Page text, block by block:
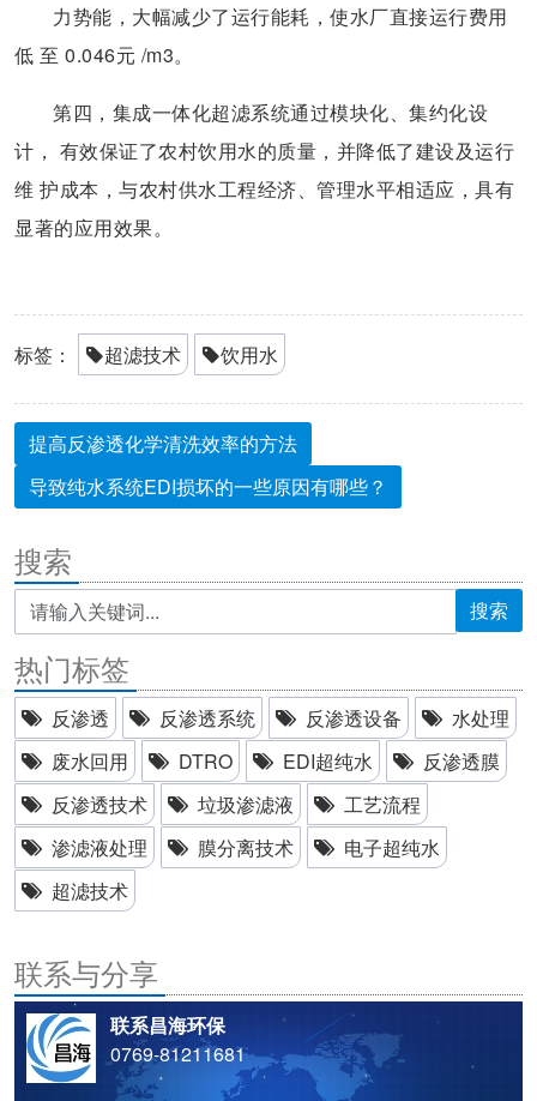
力势能，大幅减少了运行能耗，使水厂直接运行费用
低 至 0.046元 /m3。
第四，集成一体化超滤系统通过模块化、集约化设
计， 有效保证了农村饮用水的质量，并降低了建设及运行
维 护成本，与农村供水工程经济、管理水平相适应，具有
显著的应用效果。
标签： 超滤技术 饮用水
提高反渗透化学清洗效率的方法
导致纯水系统EDI损坏的一些原因有哪些？
搜索
搜索
热门标签
反渗透 反渗透系统 反渗透设备
水处理
废水回用
DTRO EDI超纯水
反渗透膜
反渗透技术
垃圾渗滤液
工艺流程
渗滤液处理
膜分离技术
电子超纯水
超滤技术
联系与分享
联系昌海环保
0769-81211681